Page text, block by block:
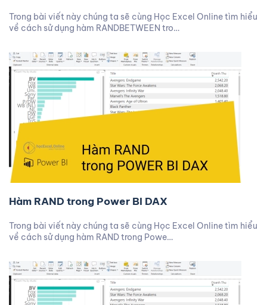
Trong bài viết này chúng ta sẽ cùng Học Excel Online tìm hiểu
về cách sử dụng hàm RANDBETWEEN tro…
Hàm RAND trong Power BI DAX
Trong bài viết này chúng ta sẽ cùng Học Excel Online tìm hiểu
về cách sử dụng hàm RAND trong Powe…